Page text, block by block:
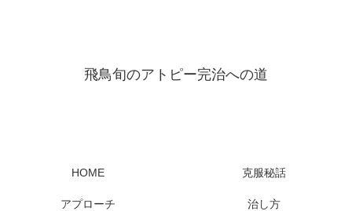
飛鳥旬のアトピー完治への道
HOME 克服秘話
アプローチ 治し方